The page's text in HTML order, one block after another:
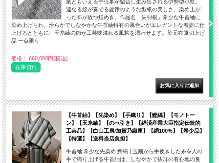
業ともいえる手仕事が融合し生み出される伊勢型小紋。
連なる線が奏でる旋律のような型紙の美しさ、染め上が
った布が放つ煌めき。作品名「矢羽根」希少な牛首紬に
染め上げられ、滑らかでしなやかな牛首紬特有の風合いがエレガントな着姿に仕
上げるとともに、玉糸紬の節が工芸味溢れる風格を漂わせます。染元在庫切上げ
品 一点限り
価格： 660,000円(税込)
在庫切れ
【牛首紬】【先染め】【手織り】【鰹縞】【モノトー
ン】【玉糸紬】【のべ引き】【経済産業大臣指定伝統的
工芸品】【白山工房/加賀乃織座】【絹100%】【希少品】
【特選】【送料当店負担】
牛首紬 希少な先染め 鰹縞 | 玉繭から手挽きした糸を人の
手で織り上げる牛首紬は、しなやかで抜群の着心地の良